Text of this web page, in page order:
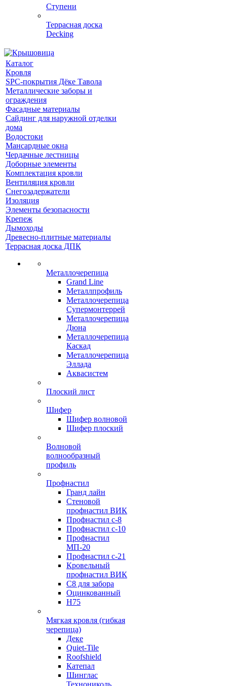
Ступени
Террасная доска
Decking
Каталог
Кровля
SPC-покрытия Дёке Тавола
Металлические заборы и
ограждения
Фасадные материалы
Сайдинг для наружной отделки
дома
Водостоки
Мансардные окна
Чердачные лестницы
Доборные элементы
Комплектация кровли
Вентиляция кровли
Снегозадержатели
Изоляция
Элементы безопасности
Крепеж
Дымоходы
Древесно-плитные материалы
Террасная доска ДПК
Металлочерепица
Grand Line
Металлпрофиль
Металлочерепица
Супермонтеррей
Металлочерепица
Дюна
Металлочерепица
Каскад
Металлочерепица
Эллада
Аквасистем
Плоский лист
Шифер
Шифер волновой
Шифер плоский
Волновой
волнообразный
профиль
Профнастил
Гранд лайн
Стеновой
профнастил ВИК
Профнастил с-8
Профнастил с-10
Профнастил
МП-20
Профнастил с-21
Кровельный
профнастил ВИК
С8 для забора
Оцинкованный
Н75
Мягкая кровля (гибкая
черепица)
Деке
Quiet-Tile
Roofshield
Катепал
Шинглас
Технониколь